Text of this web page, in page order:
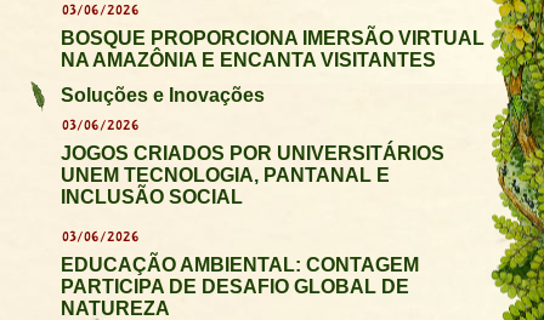
03/06/2026
BOSQUE PROPORCIONA IMERSÃO VIRTUAL
NA AMAZÔNIA E ENCANTA VISITANTES
Soluções e Inovações
03/06/2026
JOGOS CRIADOS POR UNIVERSITÁRIOS
UNEM TECNOLOGIA, PANTANAL E
INCLUSÃO SOCIAL
03/06/2026
EDUCAÇÃO AMBIENTAL: CONTAGEM
PARTICIPA DE DESAFIO GLOBAL DE
NATUREZA